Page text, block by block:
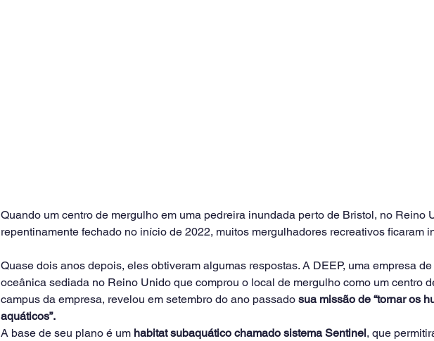
Quando um centro de mergulho em uma pedreira inundada perto de Bristol, no Reino
repentinamente fechado no início de 2022, muitos mergulhadores recreativos ficaram
Quase dois anos depois, eles obtiveram algumas respostas. A DEEP, uma empresa
oceânica sediada no Reino Unido que comprou o local de mergulho como um centro
campus da empresa, revelou em setembro do ano passado sua missão de “tornar os
aquáticos”.
A base de seu plano é um habitat subaquático chamado sistema Sentinel, que